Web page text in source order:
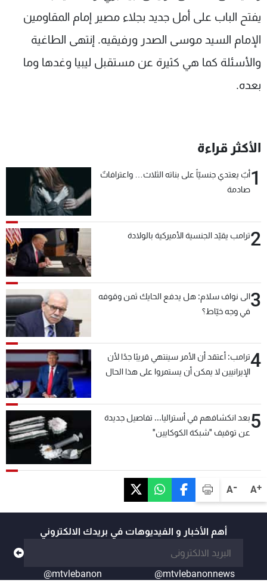
A+
A-
يفتح الباب على أمل جديد بجلاء مصير إمام المقاومين
الإمام السيد موسى الصدر ورفيقيه. إنتهى الطاغية
والأسئلة كما هي كثيرة عن مستقبل ليبيا وغدها وما
بعده.
الأكثر قراءة
1أبٌ يعتدي جنسيّاً على بناته الثلاث… واعترافاتٌ
صادمة
2ترامب يقيّد الجنسية الأميركية بالولادة
3الى نواف سلام: هل يدفع الحايك ثمن وقوفه
في وجه خيّاط؟
4ترامب: أعتقد أن الأمر سينتهي قريبًا جدًا لأن
الإيرانيين لا يمكن أن يستمروا على هذا الحال
5بعد انكشافهم في أستراليا... تفاصيل جديدة
عن توقيف "شبكة الكوكايين"
أهم الأخبار و الفيديوهات في بريدك الالكتروني
@mtvlebanonnews
@mtvlebanon